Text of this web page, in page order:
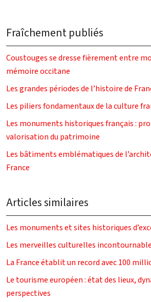
Fraîchement publiés
Coustouges se dresse fièrement entre
mémoire occitane
Les grandes périodes de l’histoire de
Les piliers fondamentaux de la culture
Les monuments historiques français :
valorisation du patrimoine
Les bâtiments emblématiques de
France
Articles similaires
Les monuments et sites historiques
Les merveilles culturelles
La France établit un record avec 100
Le tourisme européen : état des lieux,
perspectives